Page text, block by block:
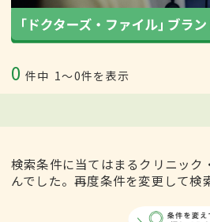
0 件中 1〜0件を表示
検索条件に当てはまるクリニック
んでした。再度条件を変更して検